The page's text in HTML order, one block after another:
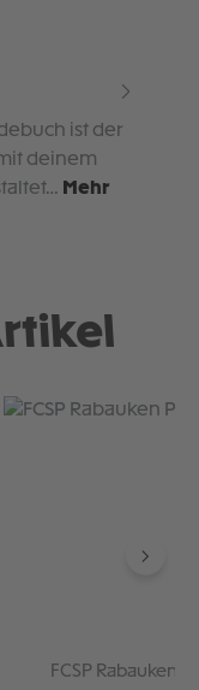
ist der
deinem
Mehr
FCSP Rabauken